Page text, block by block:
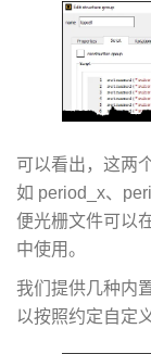
可以看出，这两
如 period_x、
便光栅文件可以
中使用。
我们提供几种内
以按照约定自定